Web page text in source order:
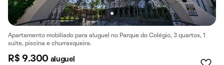
Apartamento mobiliado para aluguel no Parque do Colégio, 3 quartos, 1
suíte, piscina e churrasqueira.
R$ 9.300 aluguel